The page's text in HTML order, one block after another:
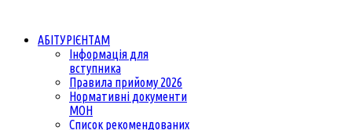
АБІТУРІЄНТАМ
Інформація для
вступника
Правила прийому 2026
Нормативні документи
МОН
Список рекомендованих